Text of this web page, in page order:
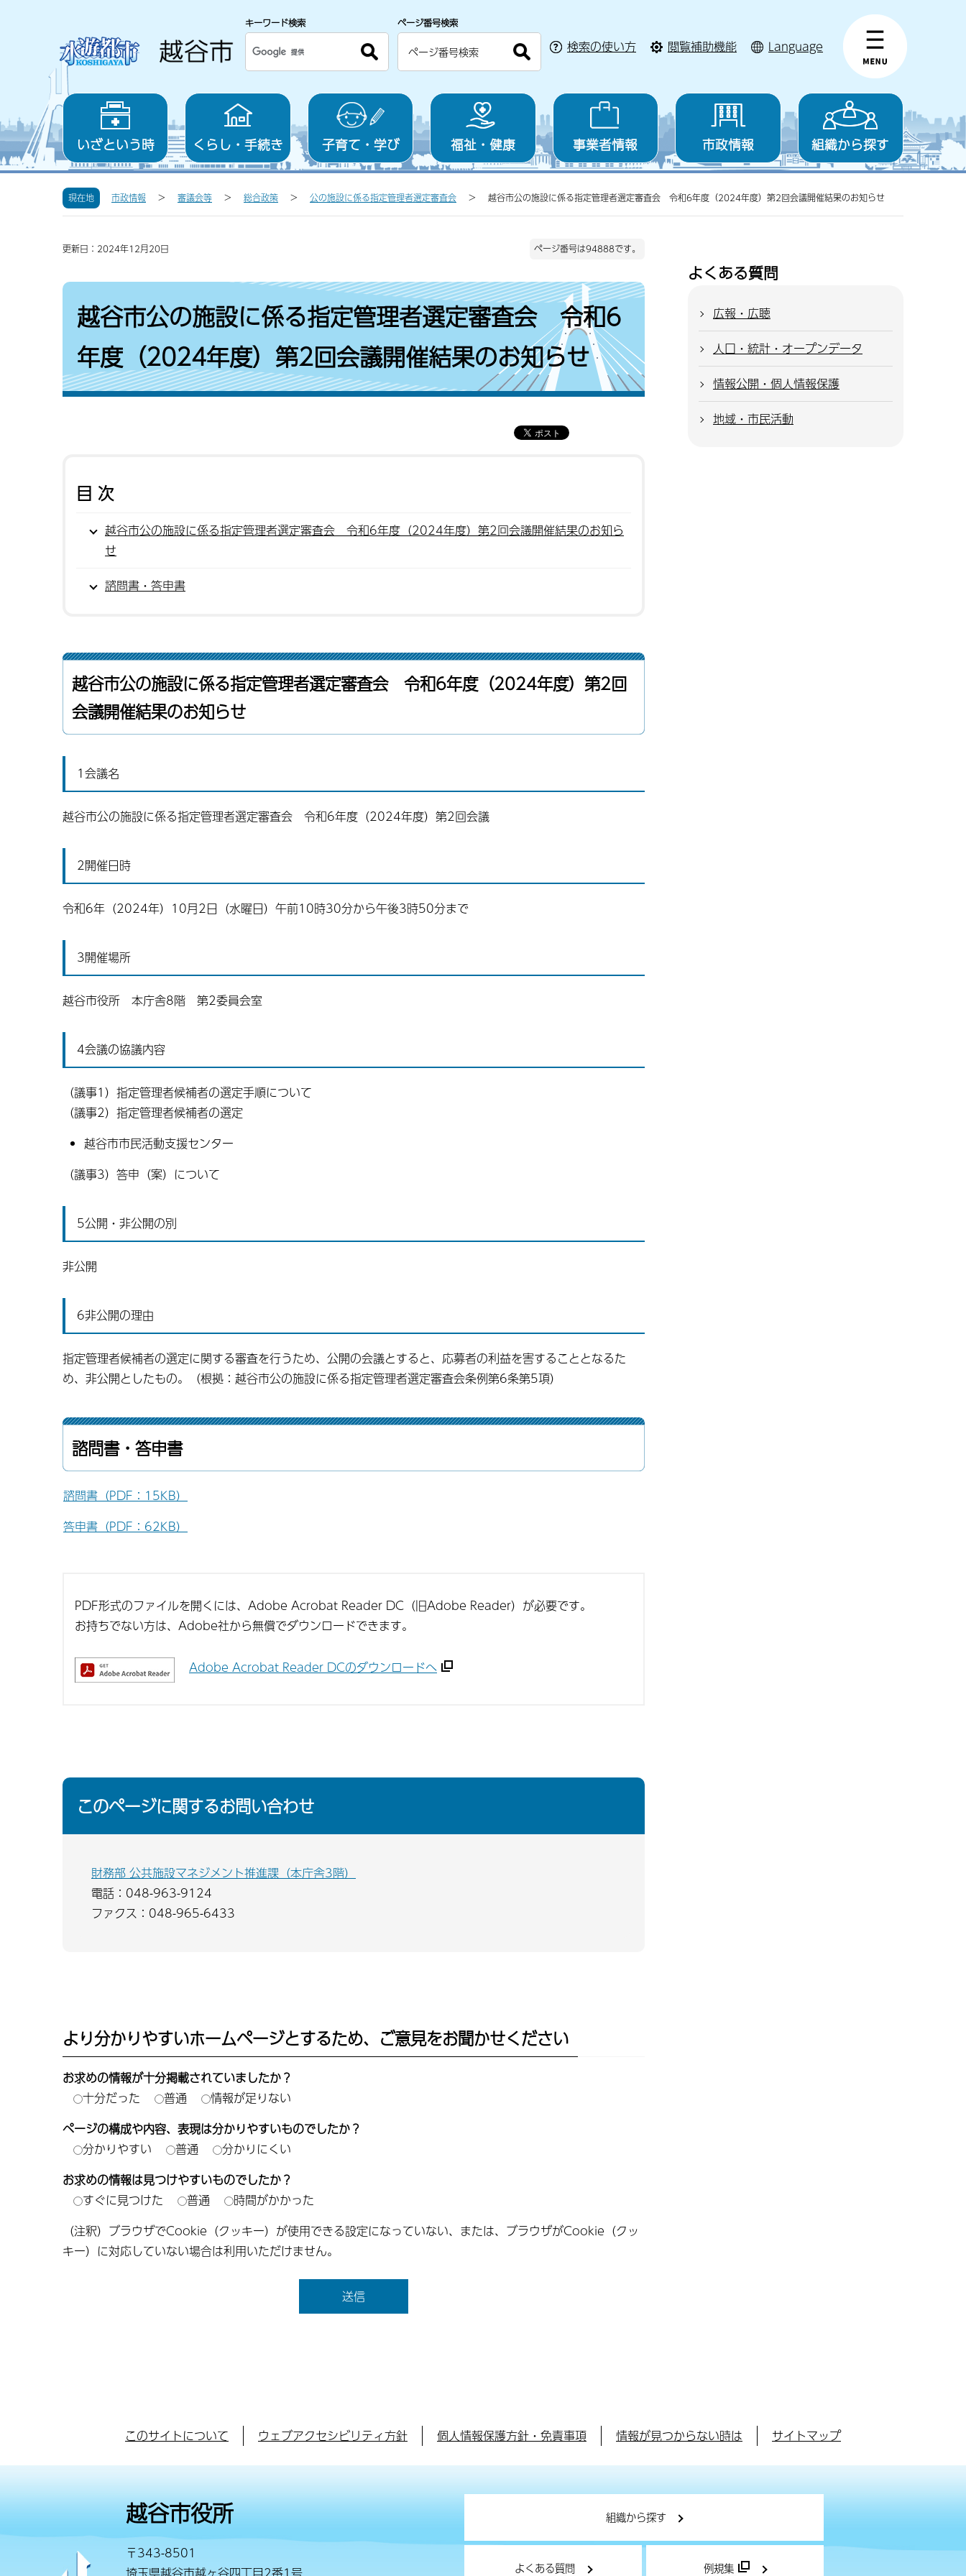
キーワード検索 ページ番号検索
検索の使い方 閲覧補助機能 Language
いざという時 くらし・手続き 子育て・学び 福祉・健康 事業者情報 市政情報 組織から探す
現在地 市政情報 審議会等 総合政策 公の施設に係る指定管理者選定審査会 越谷市公の施設に係る指定管理者選定審査会 令和6年度（2024年度）第2回会議開催結果のお知らせ
更新日：2024年12月20日 ページ番号は94888です。
越谷市公の施設に係る指定管理者選定審査会 令和6
年度（2024年度）第2回会議開催結果のお知らせ
目次
越谷市公の施設に係る指定管理者選定審査会 令和6年度（2024年度）第2回会議開催結果のお知ら
せ
諮問書・答申書
越谷市公の施設に係る指定管理者選定審査会 令和6年度（2024年度）第2回
会議開催結果のお知らせ
1会議名
越谷市公の施設に係る指定管理者選定審査会 令和6年度（2024年度）第2回会議
2開催日時
令和6年（2024年）10月2日（水曜日）午前10時30分から午後3時50分まで
3開催場所
越谷市役所 本庁舎8階 第2委員会室
4会議の協議内容
（議事1）指定管理者候補者の選定手順について
（議事2）指定管理者候補者の選定
越谷市市民活動支援センター
（議事3）答申（案）について
5公開・非公開の別
非公開
6非公開の理由
指定管理者候補者の選定に関する審査を行うため、公開の会議とすると、応募者の利益を害することとなるた
め、非公開としたもの。（根拠：越谷市公の施設に係る指定管理者選定審査会条例第6条第5項）
諮問書・答申書
諮問書（PDF：15KB）
答申書（PDF：62KB）
PDF形式のファイルを開くには、Adobe Acrobat Reader DC（旧Adobe Reader）が必要です。
お持ちでない方は、Adobe社から無償でダウンロードできます。
Adobe Acrobat Reader DCのダウンロードへ
このページに関するお問い合わせ
財務部 公共施設マネジメント推進課（本庁舎3階）
電話：048-963-9124
ファクス：048-965-6433
より分かりやすいホームページとするため、ご意見をお聞かせください
お求めの情報が十分掲載されていましたか？
十分だった
普通
情報が足りない
ページの構成や内容、表現は分かりやすいものでしたか？
分かりやすい
普通
分かりにくい
お求めの情報は見つけやすいものでしたか？
すぐに見つけた
普通
時間がかかった
（注釈）ブラウザでCookie（クッキー）が使用できる設定になっていない、または、ブラウザがCookie（クッ
キー）に対応していない場合は利用いただけません。
よくある質問
広報・広聴
人口・統計・オープンデータ
情報公開・個人情報保護
地域・市民活動
このサイトについて ウェブアクセシビリティ方針 個人情報保護方針・免責事項 情報が見つからない時は サイトマップ
越谷市役所
〒343-8501
組織から探す
よくある質問 例規集